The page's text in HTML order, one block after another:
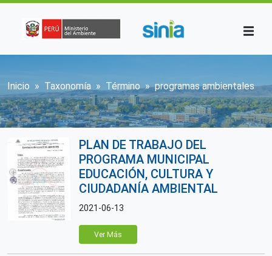
Sobrescribir enlaces de ayuda a la
Inicio Taxonomía Término programas ambientales
PLAN DE TRABAJO DEL
PROGRAMA MUNICIPAL
EDUCACIÓN, CULTURA Y
CIUDADANÍA AMBIENTAL
2021-06-13
Ver Más